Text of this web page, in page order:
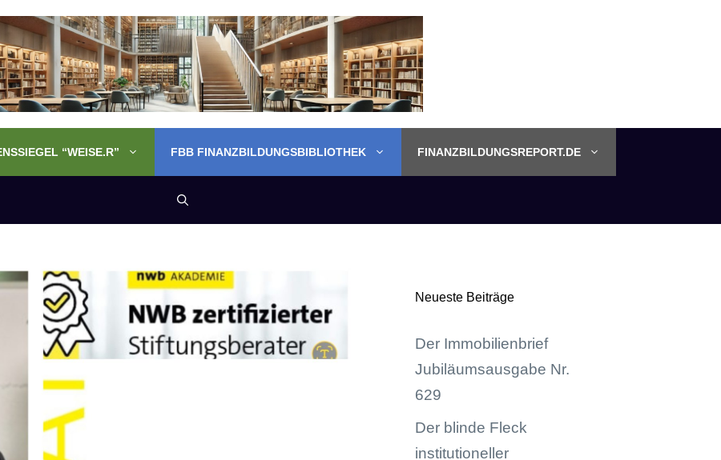
“WEISE.R” FBB FINANZBILDUNGSBIBLIOTHEK FINANZBILDUNGSREPORT.DE
Neueste Beiträge
Der Immobilienbrief
Jubiläumsausgabe Nr.
629
Der blinde Fleck
institutioneller